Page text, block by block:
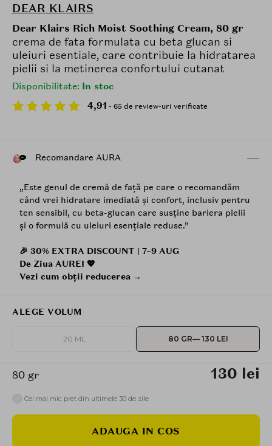
DEAR KLAIRS
Dear Klairs Rich Moist Soothing Cream, 80 gr
crema de fata formulata cu beta glucan si
uleiuri esentiale, care contribuie la hidratarea
pielii si la metinerea confortului cutanat
Disponibilitate: In stoc
4,91 - 65 de review-uri verificate
Recomandare AURA
„Este genul de cremă de față pe care o recomandăm
când vrei hidratare imediată și confort, inclusiv pentru
ten sensibil, cu beta-glucan care susține bariera pielii
și o formulă cu uleiuri esențiale reduse.”
🎉 30% EXTRA DISCOUNT | 7–9 AUG
De Ziua AUREI 💖
Vezi cum obții reducerea →
ALEGE VOLUM
20 ML 80 GR— 130 LEI
80 gr 130 lei
Cel mai mic pret din ultimele 30 de zile
ADAUGA IN COS